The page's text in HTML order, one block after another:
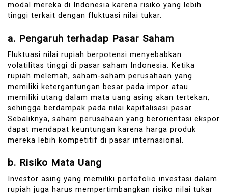
modal mereka di Indonesia karena risiko yang lebih
tinggi terkait dengan fluktuasi nilai tukar.
a. Pengaruh terhadap Pasar Saham
Fluktuasi nilai rupiah berpotensi menyebabkan
volatilitas tinggi di pasar saham Indonesia. Ketika
rupiah melemah, saham-saham perusahaan yang
memiliki ketergantungan besar pada impor atau
memiliki utang dalam mata uang asing akan tertekan,
sehingga berdampak pada nilai kapitalisasi pasar.
Sebaliknya, saham perusahaan yang berorientasi ekspor
dapat mendapat keuntungan karena harga produk
mereka lebih kompetitif di pasar internasional.
b. Risiko Mata Uang
Investor asing yang memiliki portofolio investasi dalam
rupiah juga harus mempertimbangkan risiko nilai tukar